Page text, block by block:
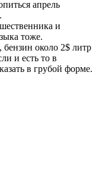
апрель
и
тоже.
около 2$ литр
и есть то в
в грубой форме.